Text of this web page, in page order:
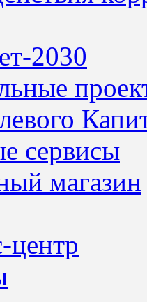
2030
сервисы
магазин
центр